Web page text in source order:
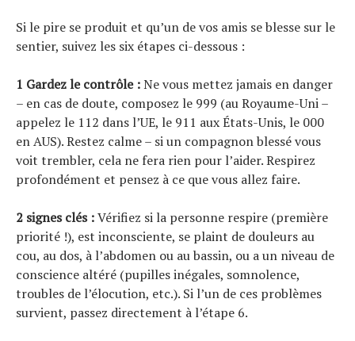
Si le pire se produit et qu’un de vos amis se blesse sur le
sentier, suivez les six étapes ci-dessous :
1 Gardez le contrôle :Ne vous mettez jamais en danger
– en cas de doute, composez le 999 (au Royaume-Uni –
appelez le 112 dans l’UE, le 911 aux États-Unis, le 000
en AUS). Restez calme – si un compagnon blessé vous
voit trembler, cela ne fera rien pour l’aider. Respirez
profondément et pensez à ce que vous allez faire.
2 signes clés :Vérifiez si la personne respire (première
priorité !), est inconsciente, se plaint de douleurs au
cou, au dos, à l’abdomen ou au bassin, ou a un niveau de
conscience altéré (pupilles inégales, somnolence,
troubles de l’élocution, etc.). Si l’un de ces problèmes
survient, passez directement à l’étape 6.